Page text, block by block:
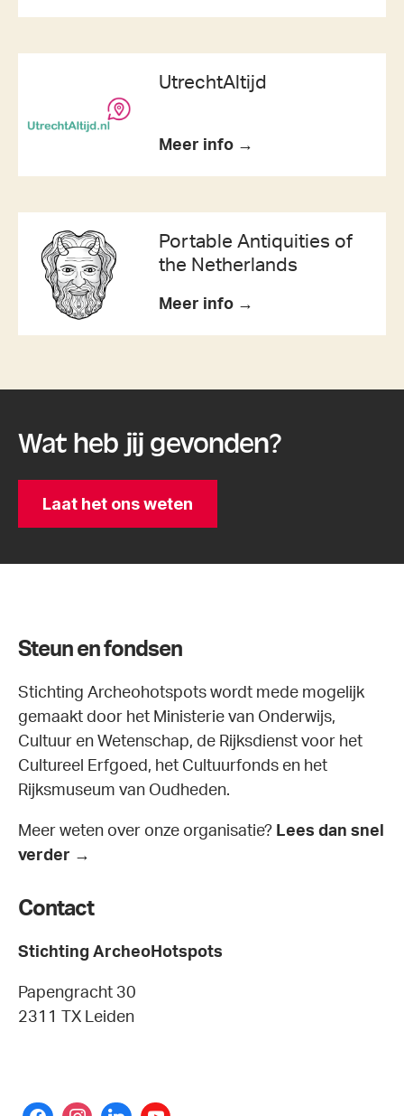
UtrechtAltijd
Meer info →
Portable Antiquities of
the Netherlands
Meer info →
Wat heb jij gevonden?
Laat het ons weten
Steun en fondsen
Stichting Archeohotspots wordt mede mogelijk
gemaakt door het Ministerie van Onderwijs,
Cultuur en Wetenschap, de Rijksdienst voor het
Cultureel Erfgoed, het Cultuurfonds en het
Rijksmuseum van Oudheden.
Meer weten over onze organisatie? Lees dan snel
verder →
Contact
Stichting ArcheoHotspots
Papengracht 30
2311 TX Leiden